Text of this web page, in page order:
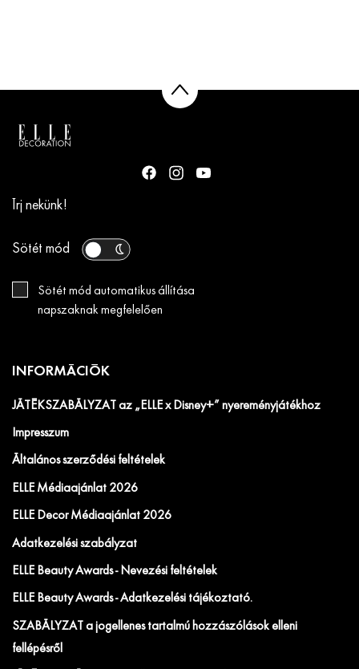
Írj nekünk!
Sötét mód
Sötét mód automatikus állítása
napszaknak megfelelően
INFORMÁCIÓK
JÁTÉKSZABÁLYZAT az „ELLE x Disney+” nyereményjátékhoz
Impresszum
Általános szerződési feltételek
ELLE Médiaajánlat 2026
ELLE Decor Médiaajánlat 2026
Adatkezelési szabályzat
ELLE Beauty Awards - Nevezési feltételek
ELLE Beauty Awards - Adatkezelési tájékoztató.
SZABÁLYZAT a jogellenes tartalmú hozzászólások elleni
fellépésről